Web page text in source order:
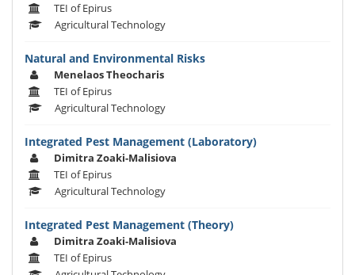
TEI of Epirus
Agricultural Technology
Natural and Environmental Risks
Menelaos Theocharis
TEI of Epirus
Agricultural Technology
Integrated Pest Management (Laboratory)
Dimitra Zoaki-Malisiova
TEI of Epirus
Agricultural Technology
Integrated Pest Management (Theory)
Dimitra Zoaki-Malisiova
TEI of Epirus